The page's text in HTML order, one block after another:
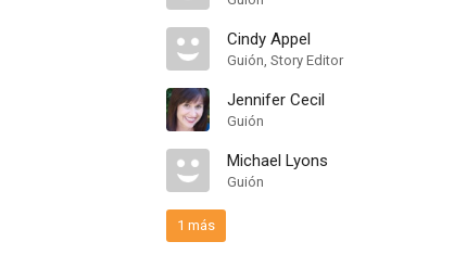
Cindy Appel
Guión, Story Editor
Jennifer Cecil
Guión
Michael Lyons
Guión
1 más